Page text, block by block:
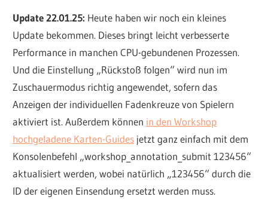
Update 22.01.25: Heute haben wir noch ein kleines
Update bekommen. Dieses bringt leicht verbesserte
Performance in manchen CPU-gebundenen Prozessen.
Und die Einstellung „Rückstoß folgen“ wird nun im
Zuschauermodus richtig angewendet, sofern das
Anzeigen der individuellen Fadenkreuze von Spielern
aktiviert ist. Außerdem können in den Workshop
hochgeladene Karten-Guides jetzt ganz einfach mit dem
Konsolenbefehl „workshop_annotation_submit 123456“
aktualisiert werden, wobei natürlich „123456“ durch die
ID der eigenen Einsendung ersetzt werden muss.